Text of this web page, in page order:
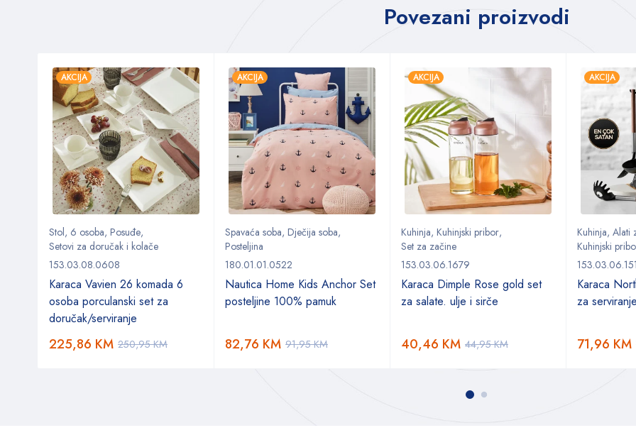
Povezani proizvodi
AKCIJA
Stol, 6 osoba, Posuđe,
Setovi za doručak i kolače
153.03.08.0608
Karaca Vavien 26 komada 6
osoba porculanski set za
doručak/serviranje
250,95KM
225,86 KM
AKCIJA
Spavaća soba, Dječija soba,
Posteljina
180.01.01.0522
Nautica Home Kids Anchor Set
posteljine 100% pamuk
91,95KM
82,76 KM
AKCIJA
Kuhinja, Kuhinjski pribor,
Set za začine
153.03.06.1679
Karaca Dimple Rose gold set
za salate. ulje i sirče
44,95KM
40,46 KM
AKCIJA
Kuhinja, Alati
Kuhinjski
Karaca
za serviranje
71,96 KM